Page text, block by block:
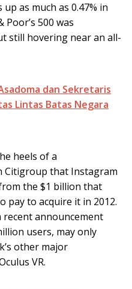
as much as 0.47% in
500 was
still hovering near an all-
dan Sekretaris
Lintas Batas Negara
heels of a
Citigroup that Instagram
the $1 billion that
pay to acquire it in 2012.
announcement
users, may only
other major
VR.